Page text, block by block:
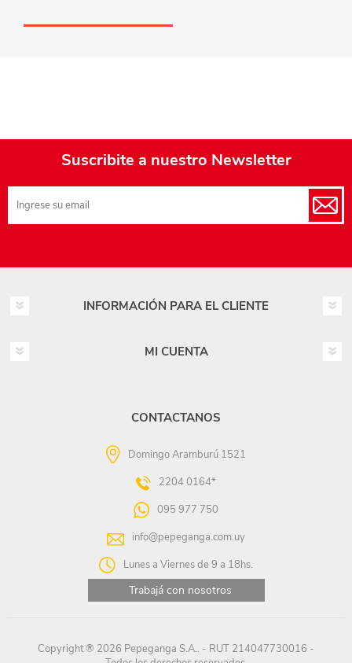
Suscribite a nuestro Newsletter
INFORMACIÓN PARA EL CLIENTE
MI CUENTA
CONTACTANOS
Domingo Aramburú 1521
2204 0164*
095 977 750
info@pepeganga.com.uy
Lunes a Viernes de 9 a 18hs.
Trabajá con nosotros
Copyright ® 2026 Pepeganga S.A.. - RUT 214047730016 -